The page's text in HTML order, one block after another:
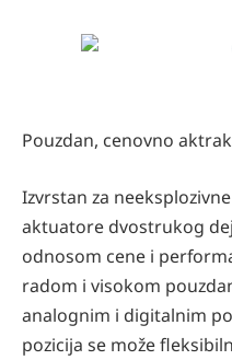
Pouzdan, cenovno
Izvrstan za
aktuatore dvostrukog
odnosom cene i
radom i visokom
analognim i digitalnim
pozicija se može